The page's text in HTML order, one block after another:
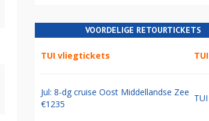
VOORDELIGE RETOURTICKETS
TUI vliegtickets TUI
Jul: 8-dg cruise Oost Middellandse Zee
€1235
TUI